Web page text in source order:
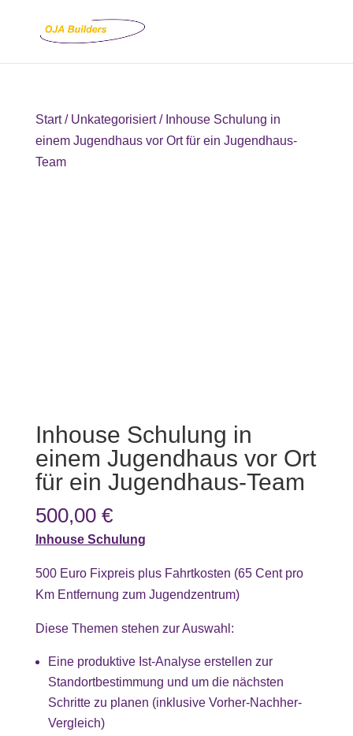
Start/ Unkategorisiert/ Inhouse Schulung in
einem Jugendhaus vor Ort für ein Jugendhaus-
Team
Inhouse Schulung in
einem Jugendhaus vor Ort
für ein Jugendhaus-Team
500,00 €
Inhouse Schulung
500 Euro Fixpreis plus Fahrtkosten (65 Cent pro
Km Entfernung zum Jugendzentrum)
Diese Themen stehen zur Auswahl:
Eine produktive Ist-Analyse erstellen zur
Standortbestimmung und um die nächsten
Schritte zu planen (inklusive Vorher-Nachher-
Vergleich)